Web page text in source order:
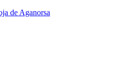
de Aganorsa